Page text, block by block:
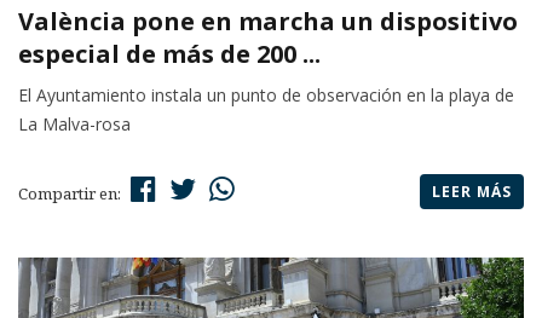
València pone en marcha un dispositivo
especial de más de 200 ...
El Ayuntamiento instala un punto de observación en la playa de
La Malva-rosa
Compartir en: LEER MÁS